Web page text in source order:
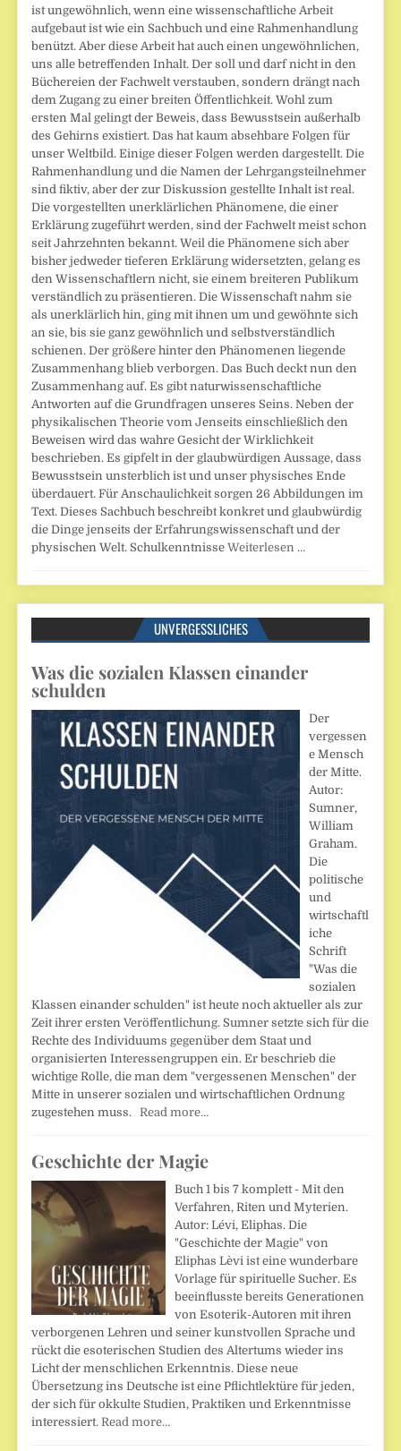
ist ungewöhnlich, wenn eine wissenschaftliche Arbeit
aufgebaut ist wie ein Sachbuch und eine Rahmenhandlung
benützt. Aber diese Arbeit hat auch einen ungewöhnlichen,
uns alle betreffenden Inhalt. Der soll und darf nicht in den
Büchereien der Fachwelt verstauben, sondern drängt nach
dem Zugang zu einer breiten Öffentlichkeit. Wohl zum
ersten Mal gelingt der Beweis, dass Bewusstsein außerhalb
des Gehirns existiert. Das hat kaum absehbare Folgen für
unser Weltbild. Einige dieser Folgen werden dargestellt. Die
Rahmenhandlung und die Namen der Lehrgangsteilnehmer
sind fiktiv, aber der zur Diskussion gestellte Inhalt ist real.
Die vorgestellten unerklärlichen Phänomene, die einer
Erklärung zugeführt werden, sind der Fachwelt meist schon
seit Jahrzehnten bekannt. Weil die Phänomene sich aber
bisher jedweder tieferen Erklärung widersetzten, gelang es
den Wissenschaftlern nicht, sie einem breiteren Publikum
verständlich zu präsentieren. Die Wissenschaft nahm sie
als unerklärlich hin, ging mit ihnen um und gewöhnte sich
an sie, bis sie ganz gewöhnlich und selbstverständlich
schienen. Der größere hinter den Phänomenen liegende
Zusammenhang blieb verborgen. Das Buch deckt nun den
Zusammenhang auf. Es gibt naturwissenschaftliche
Antworten auf die Grundfragen unseres Seins. Neben der
physikalischen Theorie vom Jenseits einschließlich den
Beweisen wird das wahre Gesicht der Wirklichkeit
beschrieben. Es gipfelt in der glaubwürdigen Aussage, dass
Bewusstsein unsterblich ist und unser physisches Ende
überdauert. Für Anschaulichkeit sorgen 26 Abbildungen im
Text. Dieses Sachbuch beschreibt konkret und glaubwürdig
die Dinge jenseits der Erfahrungswissenschaft und der
physischen Welt. SchulkenntnisseWeiterlesen …
UNVERGESSLICHES
Was die sozialen Klassen einander
schulden
Der
vergessen
e Mensch
der Mitte.
Autor:
Sumner,
William
Graham.
Die
politische
und
wirtschaftl
iche
Schrift
"Was die
sozialen
Klassen einander schulden" ist heute noch aktueller als zur
Zeit ihrer ersten Veröffentlichung. Sumner setzte sich für die
Rechte des Individuums gegenüber dem Staat und
organisierten Interessengruppen ein. Er beschrieb die
wichtige Rolle, die man dem "vergessenen Menschen" der
Mitte in unserer sozialen und wirtschaftlichen Ordnung
zugestehen muss. Read more…
Geschichte der Magie
Buch 1 bis 7 komplett - Mit den
Verfahren, Riten und Myterien.
Autor: Lévi, Eliphas. Die
"Geschichte der Magie" von
Eliphas Lèvi ist eine wunderbare
Vorlage für spirituelle Sucher. Es
beeinflusste bereits Generationen
von Esoterik-Autoren mit ihren
verborgenen Lehren und seiner kunstvollen Sprache und
rückt die esoterischen Studien des Altertums wieder ins
Licht der menschlichen Erkenntnis. Diese neue
Übersetzung ins Deutsche ist eine Pflichtlektüre für jeden,
der sich für okkulte Studien, Praktiken und Erkenntnisse
interessiert. Read more…